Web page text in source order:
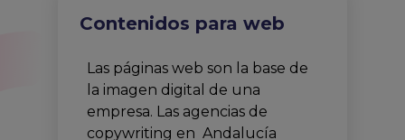
Contenidos para web
Las páginas web son la base de
la imagen digital de una
empresa. Las agencias de
copywriting en Andalucía